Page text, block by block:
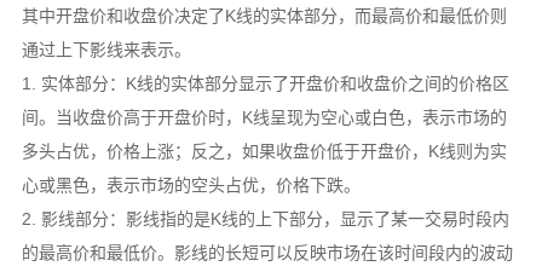
其中开盘价和收盘价决定了K线的实体部分，而最高价和最低价则
通过上下影线来表示。
1. 实体部分：K线的实体部分显示了开盘价和收盘价之间的价格区
间。当收盘价高于开盘价时，K线呈现为空心或白色，表示市场的
多头占优，价格上涨；反之，如果收盘价低于开盘价，K线则为实
心或黑色，表示市场的空头占优，价格下跌。
2. 影线部分：影线指的是K线的上下部分，显示了某一交易时段内
的最高价和最低价。影线的长短可以反映市场在该时间段内的波动